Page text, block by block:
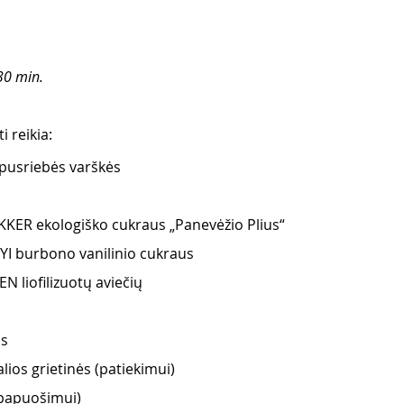
min.
reikia:
varškės
ekologiško cukraus „Panevėžio Plius“
burbono vanilinio cukraus
liofilizuotų aviečių
grietinės (patiekimui)